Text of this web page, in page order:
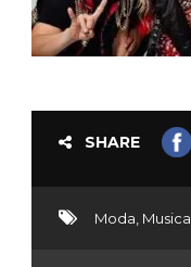
SHARE
Moda Musica